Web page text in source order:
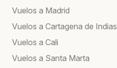
Vuelos a Madrid
Vuelos a Cartagena de Indias
Vuelos a Cali
Vuelos a Santa Marta